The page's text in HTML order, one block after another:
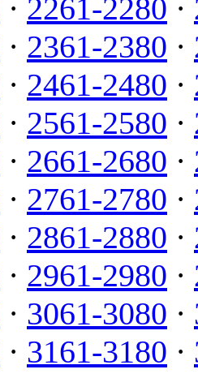
· 2261-2280 ·
· 2361-2380 ·
· 2461-2480 ·
· 2561-2580 ·
· 2661-2680 ·
· 2761-2780 ·
· 2861-2880 ·
· 2961-2980 ·
· 3061-3080 ·
· 3161-3180 ·